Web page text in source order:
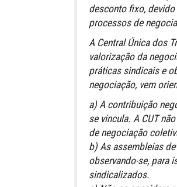
desconto fixo,
processos de
A Central Única dos
valorização da
práticas sindicais e
negociação, vem
a) A contribuição
se vincula. A CUT
de negociação
b) As assembleias
observando-se, para
sindicalizados.